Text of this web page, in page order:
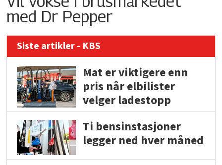
med Dr Pepper
Siste artikler - KBS
Mat er viktigere enn
pris når elbilister
velger ladestopp
Ti bensinstasjoner
legger ned hver måned